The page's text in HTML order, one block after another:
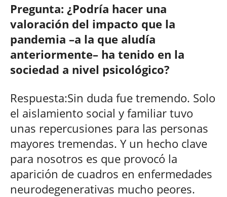
Pregunta: ¿Podría hacer una
valoración del impacto que la
pandemia –a la que aludía
anteriormente– ha tenido en la
sociedad a nivel psicológico?
Respuesta:Sin duda fue tremendo. Solo
el aislamiento social y familiar tuvo
unas repercusiones para las personas
mayores tremendas. Y un hecho clave
para nosotros es que provocó la
aparición de cuadros en enfermedades
neurodegenerativas mucho peores.